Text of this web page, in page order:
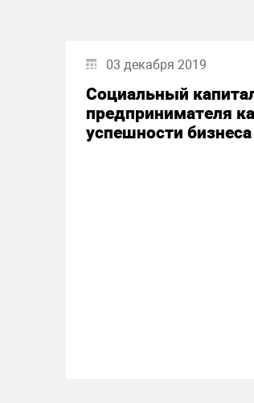
03 декабря 2019
Социальный
предпринимателя
успешности бизнеса